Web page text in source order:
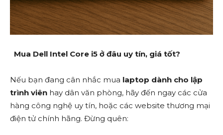
Mua Dell Intel Core i5 ở đâu uy tín, giá tốt?
Nếu bạn đang cân nhắc mua laptop dành cho lập
trình viên hay dân văn phòng, hãy đến ngay các cửa
hàng công nghệ uy tín, hoặc các website thương mại
điện tử chính hãng. Đừng quên: